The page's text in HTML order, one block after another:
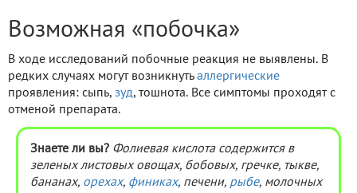
Возможная «побочка»
В ходе исследований побочные реакция не выявлены. В
редких случаях могут возникнуть аллергические
проявления: сыпь, зуд, тошнота. Все симптомы проходят с
отменой препарата.
Знаете ли вы? Фолиевая кислота содержится в
зеленых листовых овощах, бобовых, гречке, тыкве,
бананах, орехах, финиках, печени, рыбе, молочных